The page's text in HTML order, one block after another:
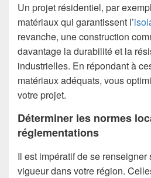
Un projet résidentiel, par
matériaux qui garantissent l’
revanche, une construction
davantage la durabilité et la
industrielles. En répondant à
matériaux adéquats, vous
votre projet.
Déterminer les normes
réglementations
Il est impératif de se renseigner
vigueur dans votre région.